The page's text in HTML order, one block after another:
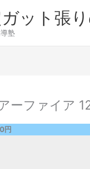
ット張
塾
ーファイア
円